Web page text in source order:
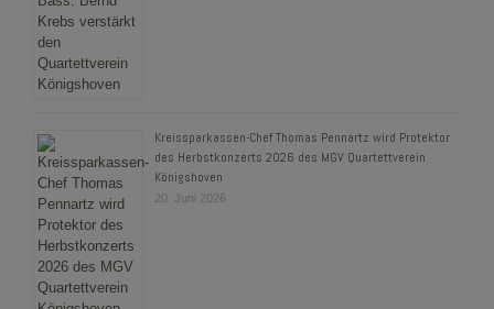
Kreissparkassen-Chef Thomas Pennartz wird Protektor
des Herbstkonzerts 2026 des MGV Quartettverein
Königshoven
20. Juni 2026